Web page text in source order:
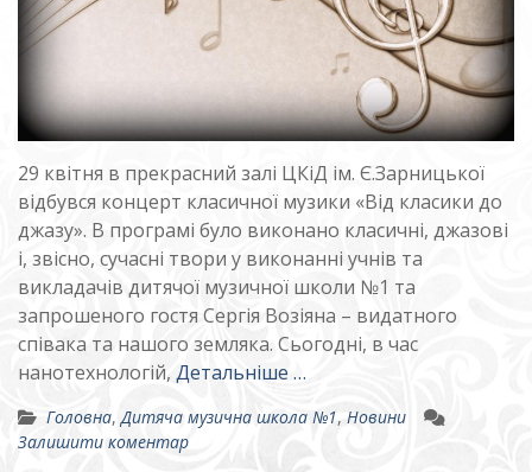
29 квітня в прекрасний залі ЦКіД ім. Є.Зарницької
відбувся концерт класичної музики «Від класики до
джазу». В програмі було виконано класичні, джазові
і, звісно, сучасні твори у виконанні учнів та
викладачів дитячої музичної школи №1 та
запрошеного гостя Сергія Возіяна – видатного
співака та нашого земляка. Сьогодні, в час
нанотехнологій, Детальніше …
Головна, Дитяча музична школа №1, Новини
Залишити коментар